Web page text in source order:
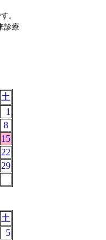
。
診療
土
1
8
15
22
29
土
5